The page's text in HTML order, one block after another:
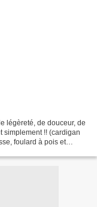
légèreté, de douceur, de
simplement !! (cardigan
foulard à pois et